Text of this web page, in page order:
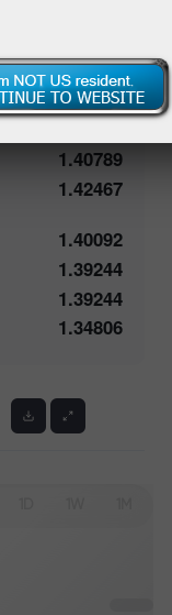
1.40093
1.40789
1.42467
1.40092
1.39244
1.39244
1.34806